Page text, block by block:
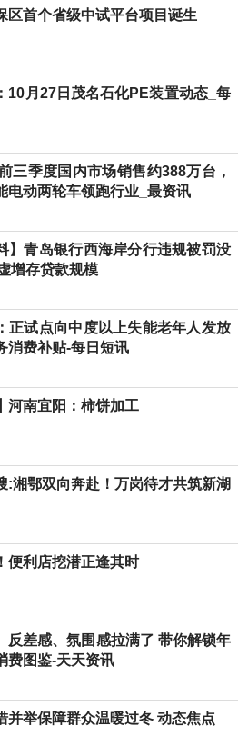
区首个省级中试平台项目诞生
10月27日茂名石化PE装置动态_每
三季度国内市场销售约388万台，
电动两轮车领跑行业_最资讯
】青岛银行西海岸分行违规被罚没
增存贷款规模
正试点向中度以上失能老年人发放
消费补贴-每日短讯
河南宜阳：柿饼加工
:湘鄂双向奔赴！万岗待才共筑新湖
便利店挖潜正逢其时
反差感、氛围感拉满了 带你解锁年
费图鉴-天天资讯
并举保障群众温暖过冬 动态焦点